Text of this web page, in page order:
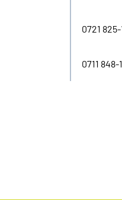
0721 825-
0711 848-